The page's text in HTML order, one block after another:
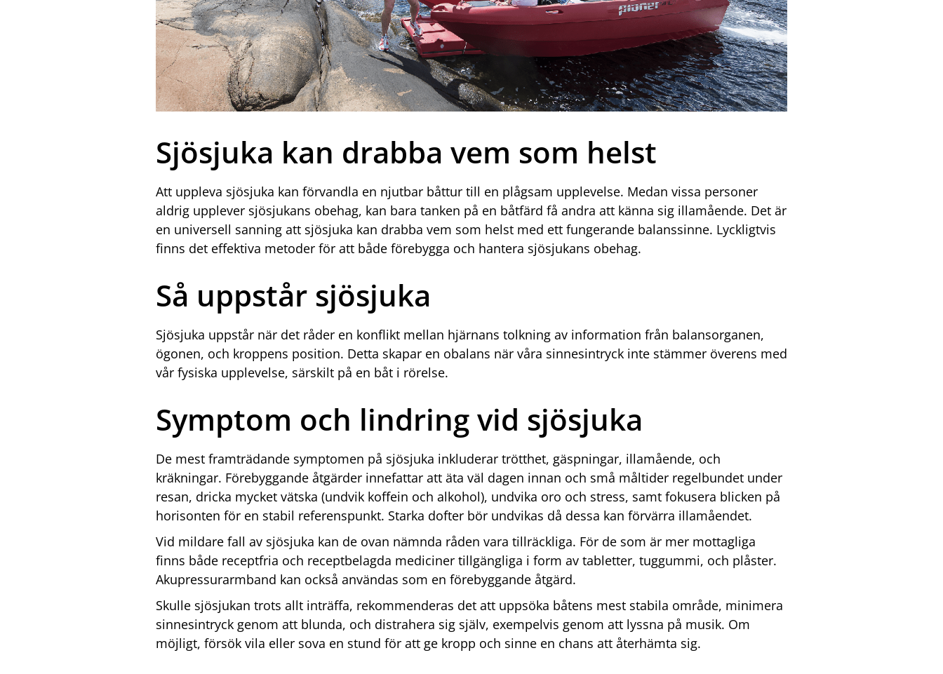
Sjösjuka kan drabba vem som helst
Att uppleva sjösjuka kan förvandla en njutbar båttur till en plågsam upplevelse. Medan vissa personer
aldrig upplever sjösjukans obehag, kan bara tanken på en båtfärd få andra att känna sig illamående. Det är
en universell sanning att sjösjuka kan drabba vem som helst med ett fungerande balanssinne. Lyckligtvis
finns det effektiva metoder för att både förebygga och hantera sjösjukans obehag.
Så uppstår sjösjuka
Sjösjuka uppstår när det råder en konflikt mellan hjärnans tolkning av information från balansorganen,
ögonen, och kroppens position. Detta skapar en obalans när våra sinnesintryck inte stämmer överens med
vår fysiska upplevelse, särskilt på en båt i rörelse.
Symptom och lindring vid sjösjuka
De mest framträdande symptomen på sjösjuka inkluderar trötthet, gäspningar, illamående, och
kräkningar. Förebyggande åtgärder innefattar att äta väl dagen innan och små måltider regelbundet under
resan, dricka mycket vätska (undvik koffein och alkohol), undvika oro och stress, samt fokusera blicken på
horisonten för en stabil referenspunkt. Starka dofter bör undvikas då dessa kan förvärra illamåendet.
Vid mildare fall av sjösjuka kan de ovan nämnda råden vara tillräckliga. För de som är mer mottagliga
finns både receptfria och receptbelagda mediciner tillgängliga i form av tabletter, tuggummi, och plåster.
Akupressurarmband kan också användas som en förebyggande åtgärd.
Skulle sjösjukan trots allt inträffa, rekommenderas det att uppsöka båtens mest stabila område, minimera
sinnesintryck genom att blunda, och distrahera sig själv, exempelvis genom att lyssna på musik. Om
möjligt, försök vila eller sova en stund för att ge kropp och sinne en chans att återhämta sig.